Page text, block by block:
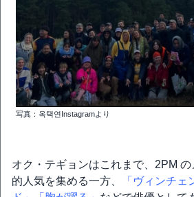
写真：옥택연Instagramより
オク・テギョンはこれまで、2PM
的人気を集める一方、
「ヴィンチェ